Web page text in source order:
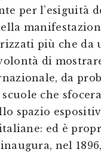
per l’esiguità
più che da
di
da
scuole che
spazio
ed è
nel